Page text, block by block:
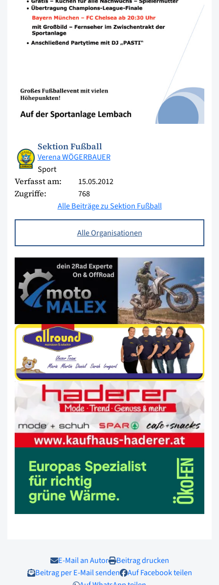
Sektion Fußball
Verena WÖGERBAUER
Sport
Verfasst am: 15.05.2012
Zugriffe:
768
Alle Beiträge zu Sektion Fußball
Alle Organisationen
E-Mail an Autor
Beitrag drucken
Beitrag per E-Mail senden
Auf Facebook teilen